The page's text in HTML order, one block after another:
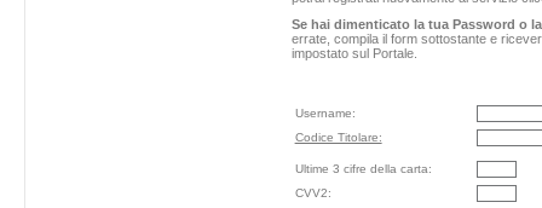
Se hai dimenticato la tua Password o
errate, compila il form sottostante e
impostato sul Portale.
Username:
Codice Titolare:
Ultime 3 cifre della carta:
CVV2: